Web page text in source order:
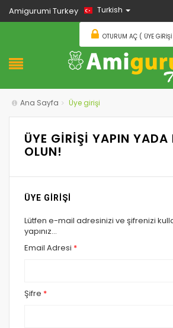
Amigurumi Turkey Turkish
OTURUM AÇ ( ÜYE
Ana Sayfa Üye girişi
ÜYE GİRİŞİ YAPIN YADA
OLUN!
ÜYE GİRİŞİ
Lütfen e-mail adresinizi ve şifrenizi
yapınız...
Email Adresi *
Şifre *